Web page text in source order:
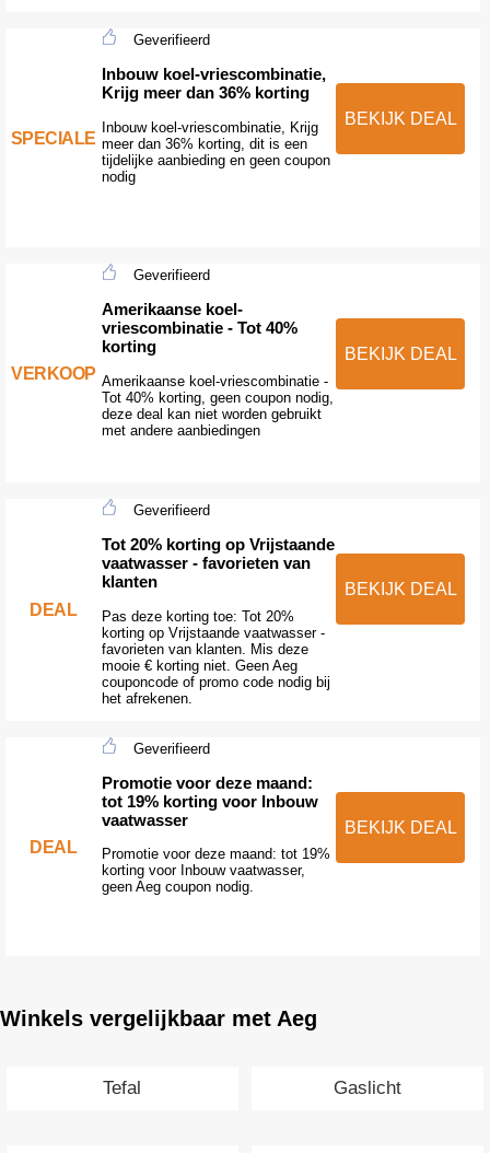
SPECIALE
Geverifieerd
Inbouw koel-vriescombinatie,
Krijg meer dan 36% korting
Inbouw koel-vriescombinatie, Krijg
meer dan 36% korting, dit is een
tijdelijke aanbieding en geen coupon
nodig
BEKIJK DEAL
VERKOOP
Geverifieerd
Amerikaanse koel-
vriescombinatie - Tot 40%
korting
Amerikaanse koel-vriescombinatie -
Tot 40% korting, geen coupon nodig,
deze deal kan niet worden gebruikt
met andere aanbiedingen
BEKIJK DEAL
DEAL
Geverifieerd
Tot 20% korting op Vrijstaande
vaatwasser - favorieten van
klanten
Pas deze korting toe: Tot 20%
korting op Vrijstaande vaatwasser -
favorieten van klanten. Mis deze
mooie € korting niet. Geen Aeg
couponcode of promo code nodig bij
het afrekenen.
BEKIJK DEAL
DEAL
Geverifieerd
Promotie voor deze maand:
tot 19% korting voor Inbouw
vaatwasser
Promotie voor deze maand: tot 19%
korting voor Inbouw vaatwasser,
geen Aeg coupon nodig.
BEKIJK DEAL
Winkels vergelijkbaar met Aeg
Tefal Gaslicht